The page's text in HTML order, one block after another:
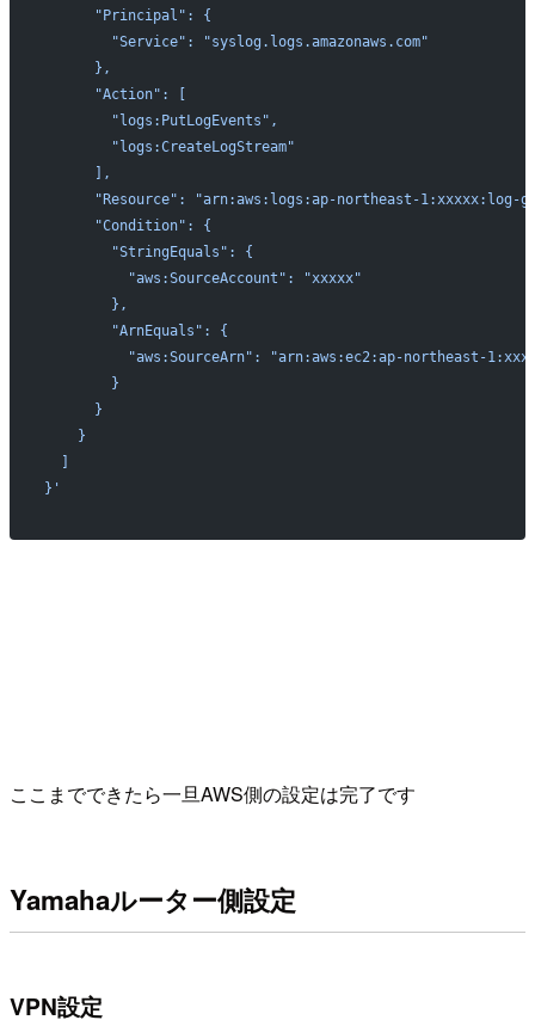
      "Principal": {
        "Service": "syslog.logs.amazonaws.com"
      },
      "Action": [
        "logs:PutLogEvents",
        "logs:CreateLogStream"
      ],
"Resource": "arn:aws:logs:ap-northeast-1:xxxxx:log-
      "Condition": {
        "StringEquals": {
          "aws:SourceAccount": "xxxxx"
        },
        "ArnEquals": {
"aws:SourceArn": "arn:aws:ec2:ap-northeast-
        }
      }
    }
}'
ここまでできたら一旦AWS側の設定は完了です
Yamahaルーター側設定
VPN設定